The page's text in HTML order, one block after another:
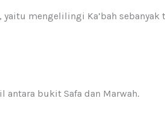
mengelilingi Ka’bah sebanyak
antara bukit Safa dan Marwah.